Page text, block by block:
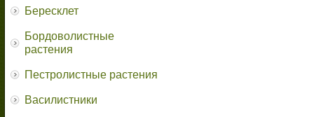
Бересклет
Бордоволистные
растения
Пестролистные растения
Василистники